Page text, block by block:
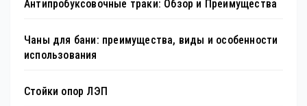
Антипробуксовочные траки: Обзор и Преимущества
Чаны для бани: преимущества, виды и особенности
использования
Стойки опор ЛЭП